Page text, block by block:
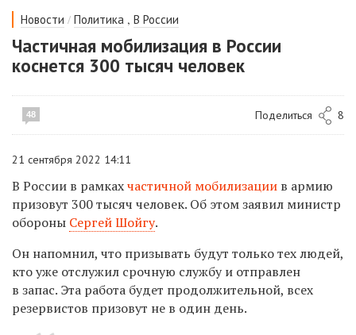
Новости / Политика , В России
Частичная мобилизация в России
коснется 300 тысяч человек
48 Поделиться 8
21 сентября 2022 14:11
В России в рамкахчастичной мобилизации в армию
призовут 300 тысяч человек. Об этом заявил министр
обороны Сергей Шойгу.
Он напомнил, что призывать будут только тех людей,
кто уже отслужил срочную службу и отправлен
в запас. Эта работа будет продолжительной, всех
резервистов призовут не в один день.